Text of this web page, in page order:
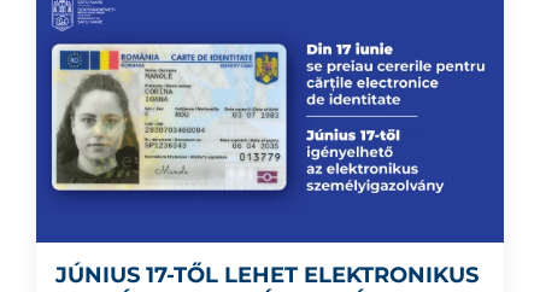
JÚNIUS 17-TŐL LEHET ELEKTRONIKUS